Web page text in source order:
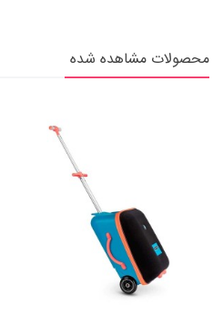
محصولات مشاهده شده